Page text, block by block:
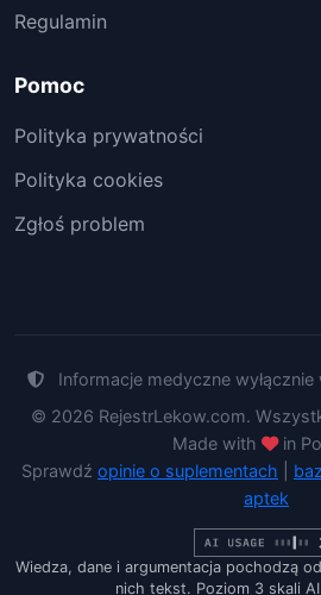
Regulamin
Pomoc
Polityka prywatności
Polityka cookies
Zgłoś problem
Informacje medyczne
© 2026 RejestrLekow.com.
Made with
in
Sprawdź opinie o suplementach
aptek
Wiedza, dane i argumentacja pochodzą
nich tekst. Poziom 3 skali